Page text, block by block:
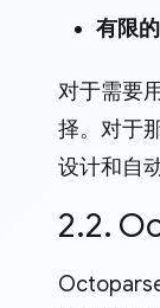
有限
对于需要
择。对于
设计和自
2.2.